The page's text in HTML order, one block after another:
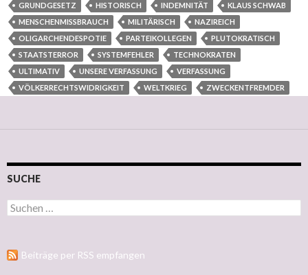
GRUNDGESETZ
HISTORISCH INDEMNITÄT
KLAUS SCHWAB
MENSCHENMISSBRAUCH
MILITÄRISCH
NAZIREICH
OLIGARCHENDESPOTIE
PARTEIKOLLEGEN
PLUTOKRATISCH
STAATSTERROR
SYSTEMFEHLER
TECHNOKRATEN
ULTIMATIV
UNSERE VERFASSUNG
VERFASSUNG
VÖLKERRECHTSWIDRIGKEIT
WELTKRIEG ZWECKENTFREMDER
SUCHE
Suchen nach:
Beiträge per RSS empfangen